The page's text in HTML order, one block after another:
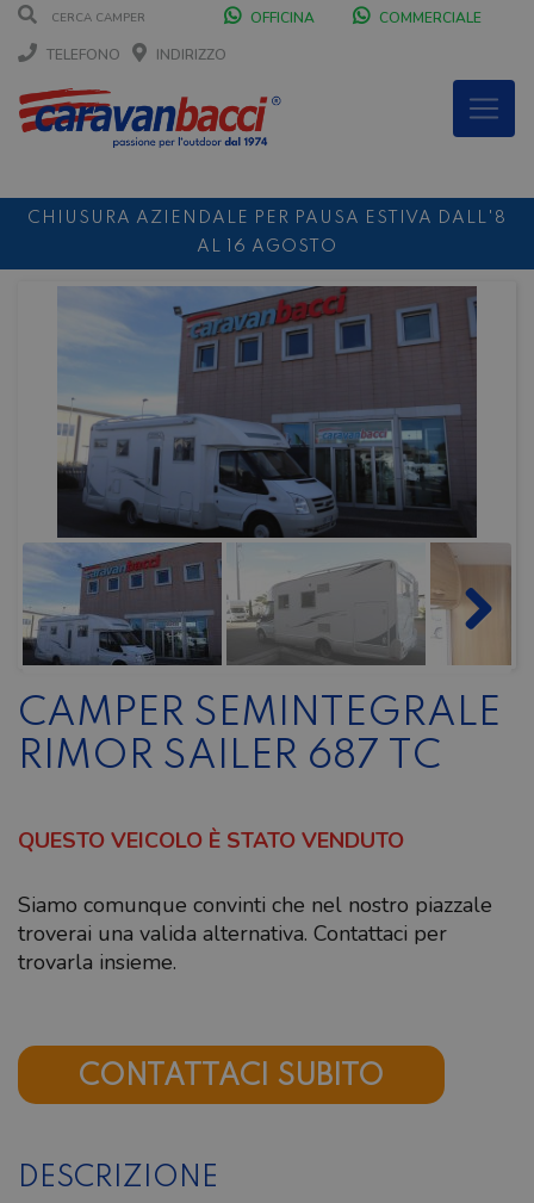
OFFICINA
COMMERCIALE
TELEFONO
INDIRIZZO
CHIUSURA AZIENDALE PER PAUSA ESTIVA DALL'8
AL 16 AGOSTO
DURANTE IL MESE DI AGOSTO SIAMO CHIUSI IL
SABATO POMERIGGIO
NOLEGGIO ENTRO IL 31.08
CAMPER SEMINTEGRALE
RIMOR SAILER 687 TC
QUESTO VEICOLO È STATO VENDUTO
Siamo comunque convinti che nel nostro piazzale
troverai una valida alternativa. Contattaci per
trovarla insieme.
CONTATTACI SUBITO
DESCRIZIONE